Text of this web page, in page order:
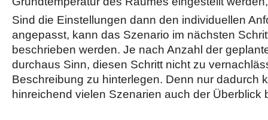
Sind die Einstellungen dann den individuellen
angepasst, kann das Szenario im nächsten
beschrieben werden. Je nach Anzahl der
durchaus Sinn, diesen Schritt nicht zu
Beschreibung zu hinterlegen. Denn nur dadurch
hinreichend vielen Szenarien auch der Überblick